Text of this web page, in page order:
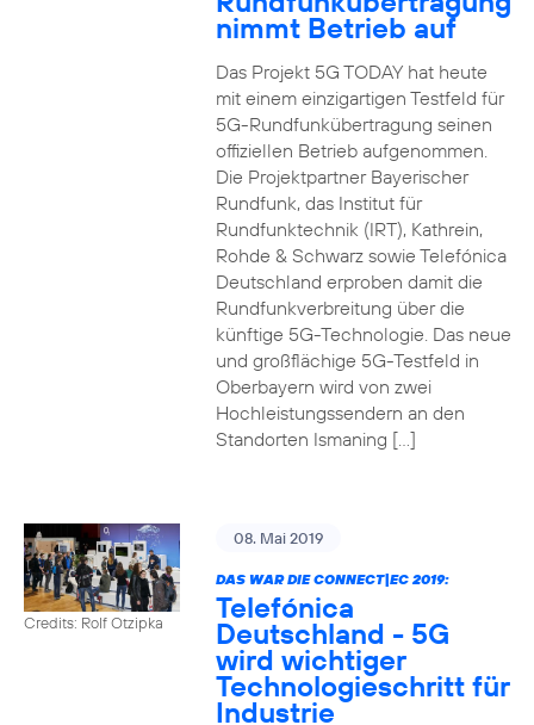
nimmt Betrieb auf
Das Projekt 5G TODAY hat heute
mit einem einzigartigen Testfeld für
5G-Rundfunkübertragung seinen
offiziellen Betrieb aufgenommen.
Die Projektpartner Bayerischer
Rundfunk, das Institut für
Rundfunktechnik (IRT), Kathrein,
Rohde & Schwarz sowie Telefónica
Deutschland erproben damit die
Rundfunkverbreitung über die
künftige 5G-Technologie. Das neue
und großflächige 5G-Testfeld in
Oberbayern wird von zwei
Hochleistungssendern an den
Standorten Ismaning […]
Credits: Rolf Otzipka
08. Mai 2019
DAS WAR DIE CONNECT|EC 2019:
Telefónica
Deutschland - 5G
wird wichtiger
Technologieschritt für
Industrie